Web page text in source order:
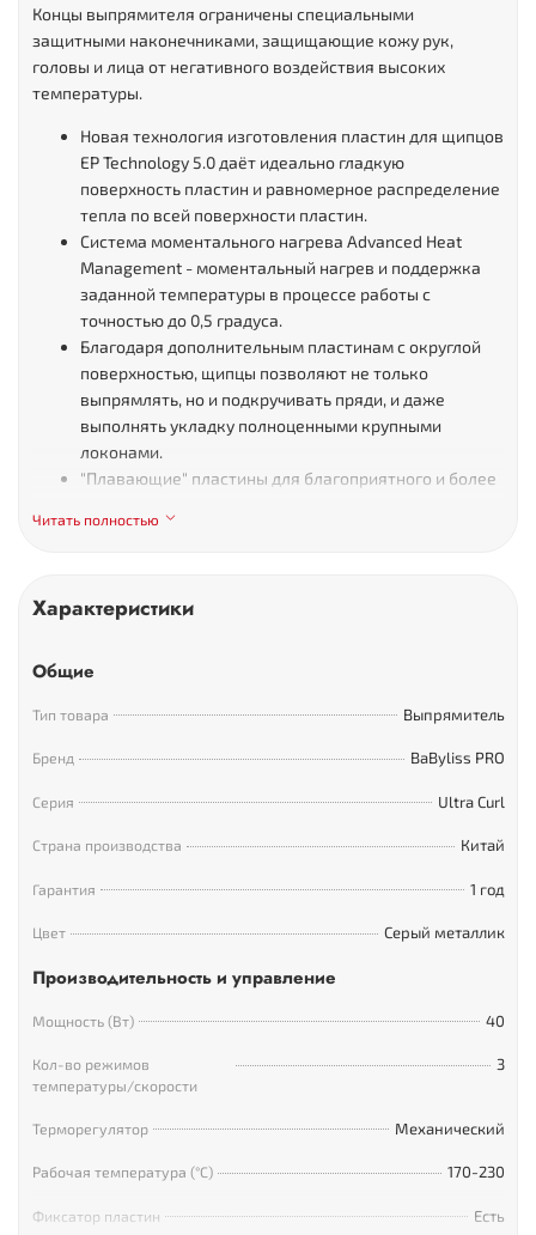
Концы выпрямителя ограничены специальными
защитными наконечниками, защищающие кожу рук,
головы и лица от негативного воздействия высоких
температуры.
Новая технология изготовления пластин для щипцов
EP Technology 5.0 даёт идеально гладкую
поверхность пластин и равномерное распределение
тепла по всей поверхности пластин.
Система моментального нагрева Advanced Heat
Management - моментальный нагрев и поддержка
заданной температуры в процессе работы с
точностью до 0,5 градуса.
Благодаря дополнительным пластинам с округлой
поверхностью, щипцы позволяют не только
выпрямлять, но и подкручивать пряди, и даже
выполнять укладку полноценными крупными
локонами.
"Плавающие" пластины для благоприятного и более
Титановые пластины с покрытием Nanotitanium SOL-
Комплектация BaByliss PRO BAB2071EPE:
Выпрямитель для волос
Читать полностью
Характеристики
Общие
Тип товара Выпрямитель
Бренд BaByliss PRO
Серия Ultra Curl
Страна производства Китай
Гарантия 1 год
Цвет Серый металлик
Производительность и управление
Мощность (Вт) 40
Кол-во режимов
температуры/скорости
3
Терморегулятор Механический
Рабочая температура (°С) 170-230
Фиксатор пластин Есть